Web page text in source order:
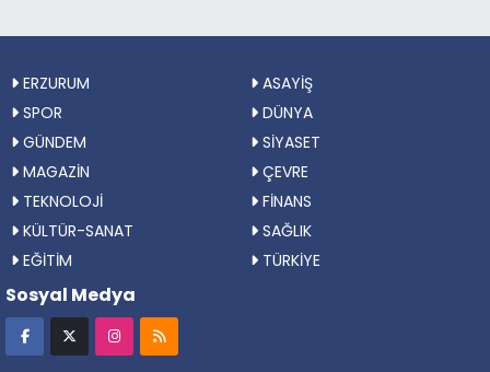
ERZURUM
ASAYİŞ
SPOR
DÜNYA
GÜNDEM
SİYASET
MAGAZİN
ÇEVRE
TEKNOLOJİ
FİNANS
KÜLTÜR-SANAT
SAĞLIK
EĞİTİM
TÜRKİYE
Sosyal Medya